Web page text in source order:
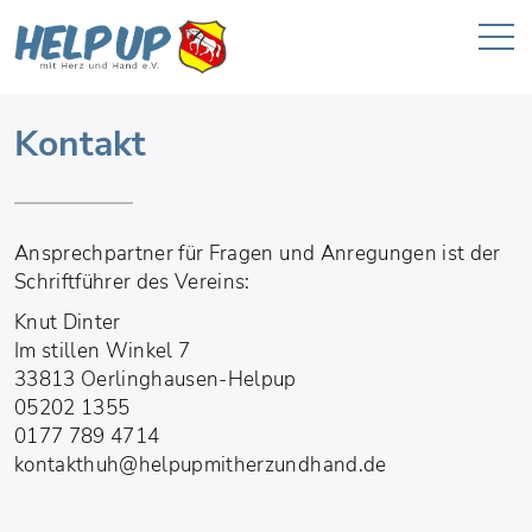
Kontakt
Ansprechpartner für Fragen und Anregungen ist der
Schriftführer des Vereins:
Knut Dinter
Im stillen Winkel 7
33813 Oerlinghausen-Helpup
05202 1355
0177 789 4714
kontakthuh@helpupmitherzundhand.de